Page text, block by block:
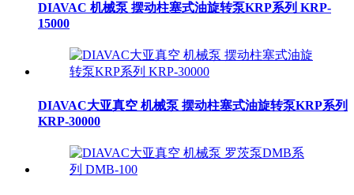
DIAVAC 机械泵 摆动柱塞式油旋转泵KRP系列 KRP-
15000
DIAVAC大亚真空 机械泵 摆动柱塞式油旋转泵KRP系列
KRP-30000